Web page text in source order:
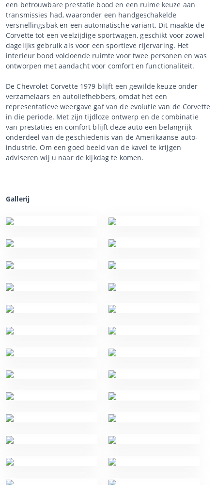
een betrouwbare prestatie bood en een ruime keuze aan
transmissies had, waaronder een handgeschakelde
versnellingsbak en een automatische variant. Dit maakte de
Corvette tot een veelzijdige sportwagen, geschikt voor zowel
dagelijks gebruik als voor een sportieve rijervaring. Het
interieur bood voldoende ruimte voor twee personen en was
ontworpen met aandacht voor comfort en functionaliteit.
De Chevrolet Corvette 1979 blijft een gewilde keuze onder
verzamelaars en autoliefhebbers, omdat het een
representatieve weergave gaf van de evolutie van de Corvette
in die periode. Met zijn tijdloze ontwerp en de combinatie
van prestaties en comfort blijft deze auto een belangrijk
onderdeel van de geschiedenis van de Amerikaanse auto-
industrie. Om een goed beeld van de kavel te krijgen
adviseren wij u naar de kijkdag te komen.
Gallerij